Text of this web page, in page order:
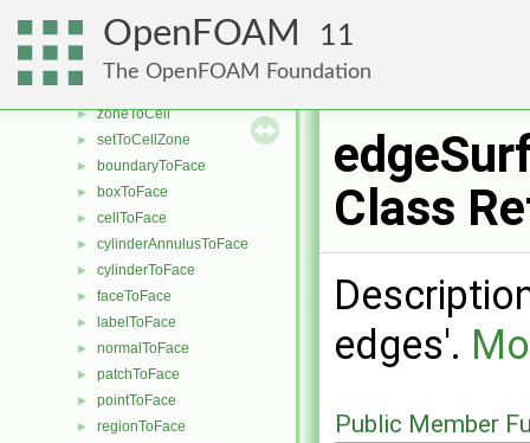
OpenFOAM 11
The OpenFOAM Foundation
► sphereToCell
► surfaceToCell
►
► zoneToCell
► setToCellZone
► boundaryToFace
► boxToFace
► cellToFace
► cylinderAnnulusToFace
► cylinderToFace
► faceToFace
► labelToFace
► normalToFace
► patchToFace
► pointToFace
► regionToFace
Class
edges'.
Public Member